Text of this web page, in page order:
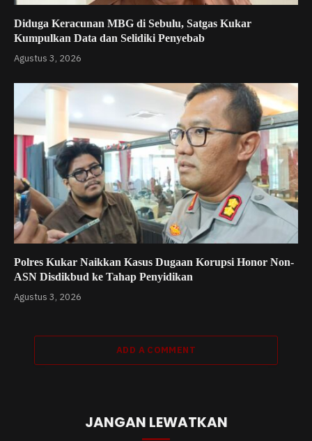
Diduga Keracunan MBG di Sebulu, Satgas Kukar
Kumpulkan Data dan Selidiki Penyebab
Agustus 3, 2026
Polres Kukar Naikkan Kasus Dugaan Korupsi Honor Non-
ASN Disdikbud ke Tahap Penyidikan
Agustus 3, 2026
ADD A COMMENT
JANGAN LEWATKAN